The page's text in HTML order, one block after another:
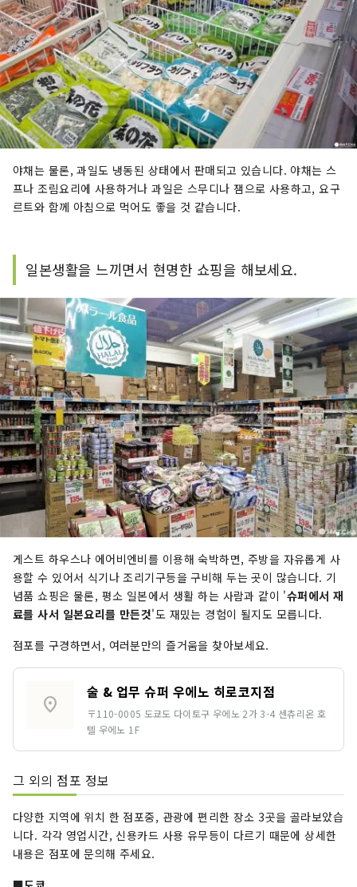
야채는 물론, 과일도 냉동된 상태에서 판매되고 있습니다. 야채는 스
프나 조림요리에 사용하거나 과일은 스무디나 잼으로 사용하고, 요구
르트와 함께 아침으로 먹어도 좋을 것 같습니다.
일본생활을 느끼면서 현명한 쇼핑을 해보세요.
게스트 하우스나 에어비엔비를 이용해 숙박하면, 주방을 자유롭게 사
용할 수 있어서 식기나 조리기구등을 구비해 두는 곳이 많습니다. 기
념품 쇼핑은 물론, 평소 일본에서 생활 하는 사람과 같이 '슈퍼에서 재
료를 사서 일본요리를 만든것'도 재밌는 경험이 될지도 모릅니다.
점포를 구경하면서, 여러분만의 즐거움을 찾아보세요.
location_on
술 & 업무 슈퍼 우에노 히로코지점
〒110-0005 도쿄도 다이토구 우에노 2가 3-4 센츄리온 호
텔 우에노 1F
그 외의 점포 정보
다양한 지역에 위치 한 점포중, 관광에 편리한 장소 3곳을 골라보았습
니다. 각각 영업시간, 신용카드 사용 유무등이 다르기 때문에 상세한
내용은 점포에 문의해 주세요.